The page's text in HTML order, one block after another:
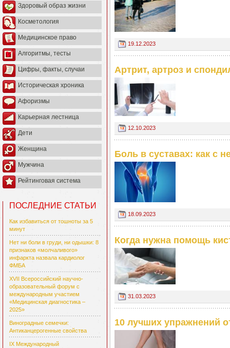
Здоровый образ жизни
Косметология
Медицинское право
Алгоритмы, тесты
Цифры, факты, случаи
Историческая хроника
Афоризмы
Карьерная лестница
Дети
Женщина
Мужчина
Рейтинговая система
ПОСЛЕДНИЕ СТАТЬИ
Как избавиться от тошноты за 5
минут
Нет ни боли в груди, ни одышки: 8
признаков «молчаливого»
инфаркта назвала кардиолог
ФМБА
XVII Всероссийский научно-
образовательный форум с
международным участием
«Медицинская диагностика –
2025»
Виноградные семечки:
Антиканцерогенные свойства
IX Международный
19.12.2023
Артрит, артроз и
12.10.2023
Боль в суставах: как с
18.09.2023
Когда нужна помощь
31.03.2023
10 лучших упражнений